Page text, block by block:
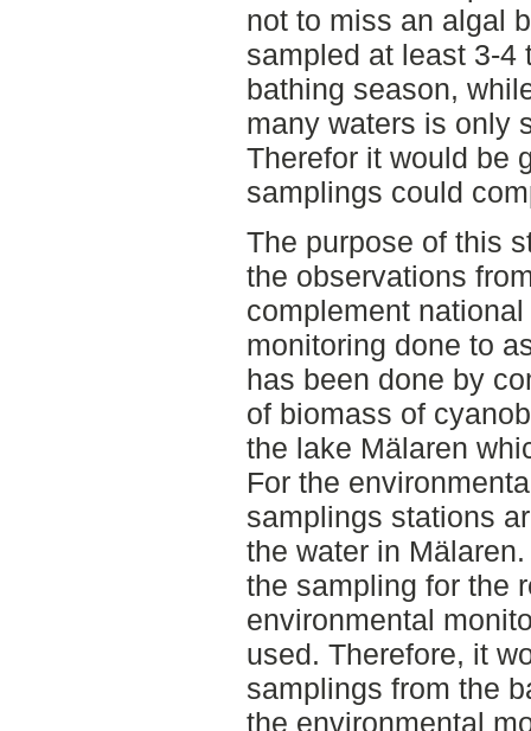
not to miss an algal
sampled at least 3-4
bathing season,
many waters is only
Therefor it would be
samplings could
The purpose of this
the observations
complement
monitoring done to
has been done by
of biomass of
the lake Mälaren
For the
samplings stations
the water in
the sampling for the
environmental
used. Therefore, it
samplings from the
the environmental